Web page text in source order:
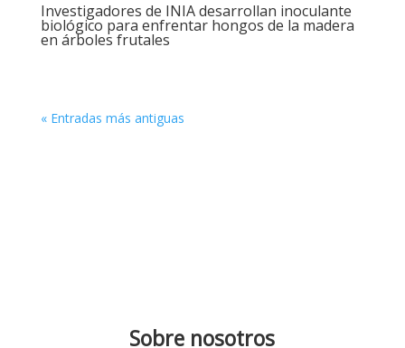
Investigadores de INIA desarrollan inoculante
biológico para enfrentar hongos de la madera
en árboles frutales
« Entradas más antiguas
Sobre nosotros